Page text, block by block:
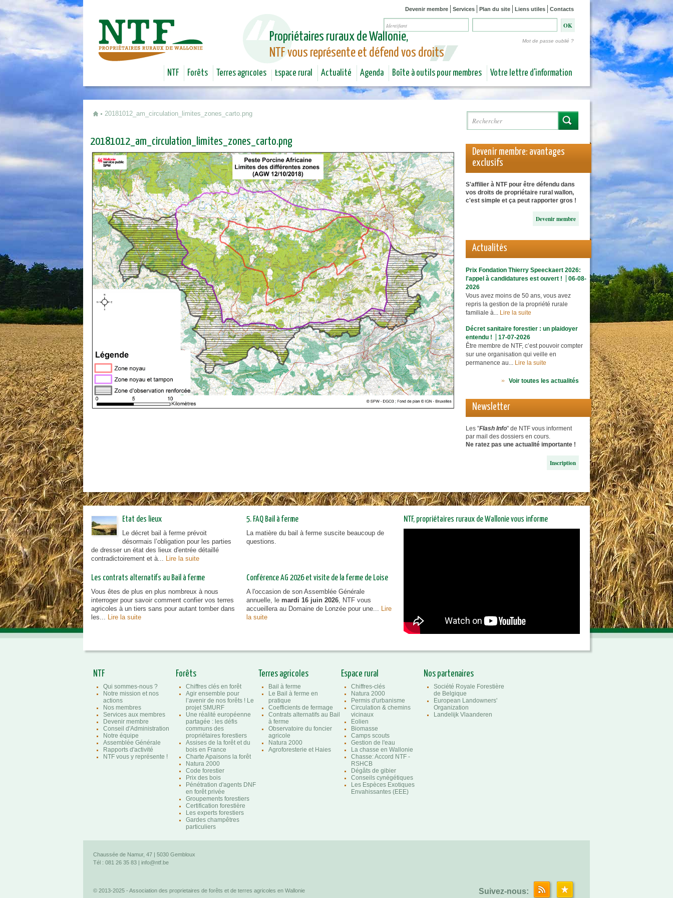
Devenir membre Services Plan du site Liens utiles Contacts
Mot de passe oublié ?
Propriétaires ruraux de Wallonie,
NTF vous représente et défend vos droits
NTF Forêts Terres agricoles Espace rural Actualité Agenda Boîte à outils pour membres Votre lettre d'information
20181012_am_circulation_limites_zones_carto.png
Formulaire de recherche
Rechercher
20181012_am_circulation_limites_zones_carto.png
Devenir membre: avantages
exclusifs
S'affilier à NTF pour être défendu dans
vos droits de propriétaire rural wallon,
c'est simple et ça peut rapporter gros !
Devenir membre
Actualités
Prix Fondation Thierry Speeckaert 2026:
l'appel à candidatures est ouvert !
06-08-
2026
Vous avez moins de 50 ans, vous avez
repris la gestion de la propriété rurale
familiale à... Lire la suite
Décret sanitaire forestier : un plaidoyer
entendu !
17-07-2026
Être membre de NTF, c’est pouvoir compter
sur une organisation qui veille en
permanence au... Lire la suite
Voir toutes les actualités
Newsletter
Les "Flash Info" de NTF vous informent
par mail des dossiers en cours.
Ne ratez pas une actualité importante !
Inscription
Etat des lieux
Le décret bail à ferme prévoit
désormais l’obligation pour les parties
de dresser un état des lieux d'entrée détaillé
contradictoirement et à... Lire la suite
5. FAQ Bail à ferme
La matière du bail à ferme suscite beaucoup de
questions.
Les contrats alternatifs au Bail à ferme
Vous êtes de plus en plus nombreux à nous
interroger pour savoir comment confier vos terres
agricoles à un tiers sans pour autant tomber dans
les... Lire la suite
Conférence AG 2026 et visite de la ferme de Loise
A l'occasion de son Assemblée Générale
annuelle, le mardi 16 juin 2026, NTF vous
accueillera au Domaine de Lonzée pour une... Lire
la suite
NTF, propriétaires ruraux de Wallonie vous informe
NTF
Qui sommes-nous ?
Notre mission et nos
actions
Nos membres
Services aux membres
Devenir membre
Conseil d'Administration
Notre équipe
Assemblée Générale
Rapports d'activité
NTF vous y représente !
Forêts
Chiffres clés en forêt
Agir ensemble pour
l’avenir de nos forêts ! Le
projet SMURF
Une réalité européenne
partagée : les défis
communs des
propriétaires forestiers
Assises de la forêt et du
bois en France
Charte Apaisons la forêt
Natura 2000
Code forestier
Prix des bois
Pénétration d'agents DNF
en forêt privée
Groupements forestiers
Certification forestière
Les experts forestiers
Gardes champêtres
particuliers
Terres agricoles
Bail à ferme
Le Bail à ferme en
pratique
Coefficients de fermage
Contrats alternatifs au Bail
à ferme
Observatoire du foncier
agricole
Natura 2000
Agroforesterie et Haies
Espace rural
Chiffres-clés
Natura 2000
Permis d'urbanisme
Circulation & chemins
vicinaux
Eolien
Biomasse
Camps scouts
Gestion de l'eau
La chasse en Wallonie
Chasse: Accord NTF -
RSHCB
Dégâts de gibier
Conseils cynégétiques
Les Espèces Exotiques
Envahissantes (EEE)
Nos partenaires
Société Royale Forestière
de Belgique
European Landowners'
Organization
Landelijk Vlaanderen
Chaussée de Namur, 47 | 5030 Gembloux
Tél : 081 26 35 83 | info@ntf.be
© 2013-2025 - Association des proprietaires de forêts et de terres agricoles en Wallonie Suivez-nous: